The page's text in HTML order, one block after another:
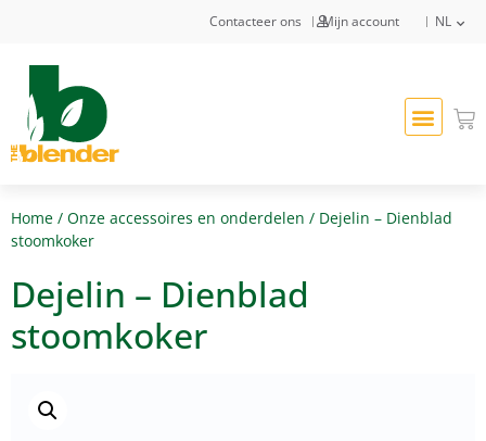
Contacteer ons Mijn account NL
Home / Onze accessoires en onderdelen / Dejelin – Dienblad
stoomkoker
Dejelin – Dienblad
stoomkoker